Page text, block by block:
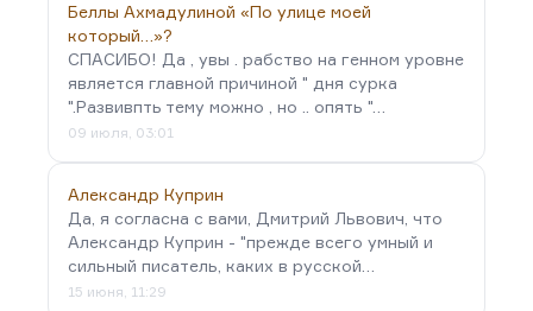
Беллы Ахмадулиной «По улице моей
который…»?
СПАСИБО! Да , увы . рабство на генном уровне
является главной причиной " дня сурка
".Развивпть тему можно , но .. опять "…
09 июля, 03:01
Александр Куприн
Да, я согласна с вами, Дмитрий Львович, что
Александр Куприн - "прежде всего умный и
сильный писатель, каких в русской…
15 июня, 11:29